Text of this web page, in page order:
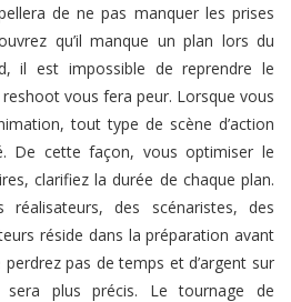
de ne pas manquer les prises
qu’il manque un plan lors du
il est impossible de reprendre le
vous fera peur. Lorsque vous
tout type de scène d’action
De cette façon, vous optimiser le
clarifiez la durée de chaque plan.
des scénaristes, des
réside dans la préparation avant
pas de temps et d’argent sur
plus précis. Le tournage de